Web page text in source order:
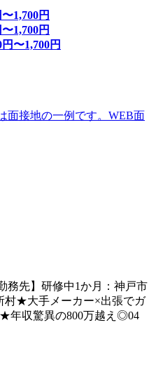
〜1,700円
〜1,700円
円〜1,700円
面接地の一例です。WEB面
務先】研修中1か月：神戸市
村★大手メーカー×出張でガ
年収驚異の800万越え◎04